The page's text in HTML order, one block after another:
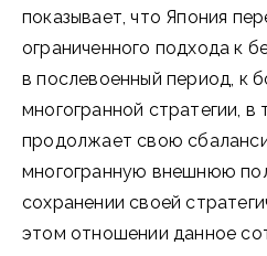
показывает, что Япония
ограниченного подхода к
в послевоенный период, к
многогранной стратегии, в
продолжает свою
многогранную внешнюю
сохранении своей
этом отношении данное